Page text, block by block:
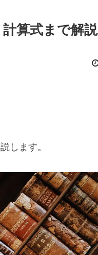
算式まで解説
します。